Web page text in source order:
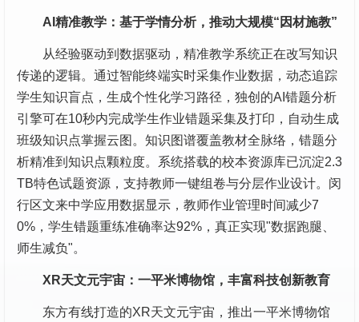
AI精准教学：基于学情分析，推动大规模“因材施教”
从经验驱动到数据驱动，精准教学系统正在改写知识
传递的逻辑。通过智能终端实时采集作业数据，动态追踪
学生知识盲点，生成个性化学习路径，独创的AI错题分析
引擎可在10秒内完成学生作业错题采集及打印，自动生成
班级知识点掌握云图。知识图谱覆盖教材全脉络，错题分
析精准到知识点颗粒度。系统搭载的校本资源库已沉淀2.3
TB特色试题资源，支持教师一键组卷与分层作业设计。闵
行区文来中学应用数据显示，教师作业管理时间减少7
0%，学生错题重练准确率达92%，真正实现"数据跑腿、
师生减负"。
XR天文元宇宙：一平米博物馆，丰富科技创新教育
东方有线打造的XR天文元宇宙，推出一平米博物馆